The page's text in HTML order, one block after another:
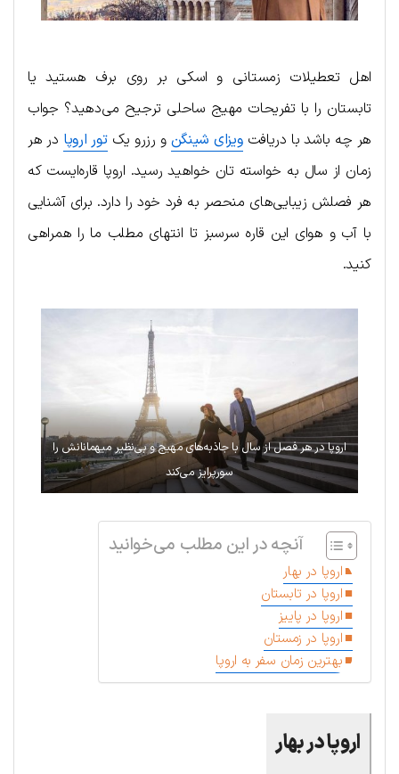
اهل تعطیلات زمستانی و اسکی بر روی برف هستید یا
تابستان را با تفریحات مهیج ساحلی ترجیح می‌دهید؟ جواب
هر چه باشد با دریافتویزای شینگن و رزرو یکتور اروپا در هر
زمان از سال به خواسته تان خواهید رسید. اروپا قاره‌ایست که
هر فصلش زیبایی‌های منحصر به فرد خود را دارد. برای آشنایی
با آب و هوای این قاره سرسبز تا انتهای مطلب ما را همراهی
کنید.
اروپا در هر فصل از سال با جاذبه‌های مهیج و بی‌نظیر میهمانانش را
سورپرایز می‌کند
آنچه در این مطلب می‌خوانید
اروپا در بهار
اروپا در تابستان
اروپا در پاییز
اروپا در زمستان
بهترین زمان سفر به اروپا
اروپا در بهار